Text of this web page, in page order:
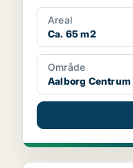
Areal
Ca. 65 m2
Område
Aalborg Centrum